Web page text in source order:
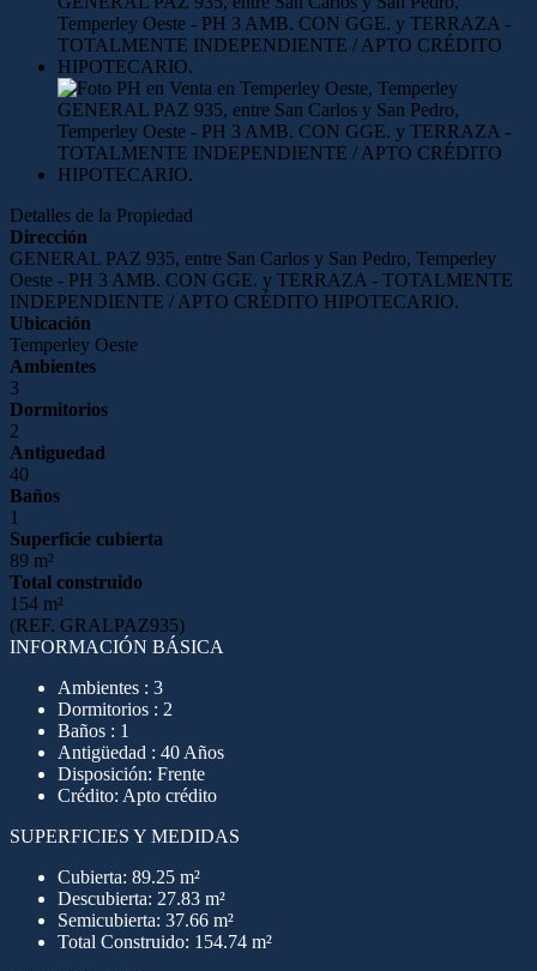
Detalles de la Propiedad
Dirección
GENERAL PAZ 935, entre San Carlos y San Pedro, Temperley
Oeste - PH 3 AMB. CON GGE. y TERRAZA - TOTALMENTE
INDEPENDIENTE / APTO CRÉDITO HIPOTECARIO.
Ubicación
Temperley Oeste
Ambientes
3
Dormitorios
2
Antiguedad
40
Baños
1
Superficie cubierta
89 m²
Total construido
154 m²
(REF. GRALPAZ935)
INFORMACIÓN BÁSICA
Ambientes : 3
Dormitorios : 2
Baños : 1
Antigüedad : 40 Años
Disposición: Frente
Crédito: Apto crédito
SUPERFICIES Y MEDIDAS
Cubierta: 89.25 m²
Descubierta: 27.83 m²
Semicubierta: 37.66 m²
Total Construido: 154.74 m²